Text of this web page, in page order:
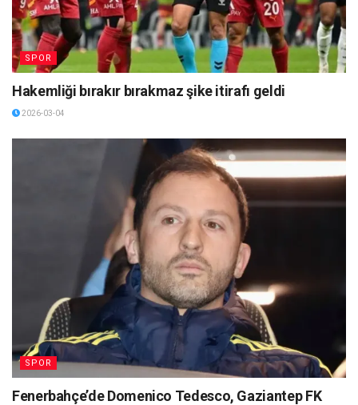
SPOR
Hakemliği bırakır bırakmaz şike itirafı geldi
2026-03-04
SPOR
Fenerbahçe’de Domenico Tedesco, Gaziantep FK